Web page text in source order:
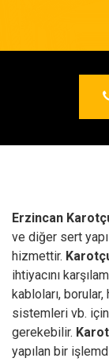
Erzincan
ve diğer sert
hizmettir.
ihtiyacını
kabloları,
sistemleri vb.
gerekebilir.
yapılan bir